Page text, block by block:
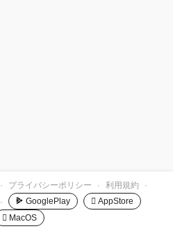
· プライバシーポリシー · 利用規約
·
· GooglePlay
 AppStore
 MacOS